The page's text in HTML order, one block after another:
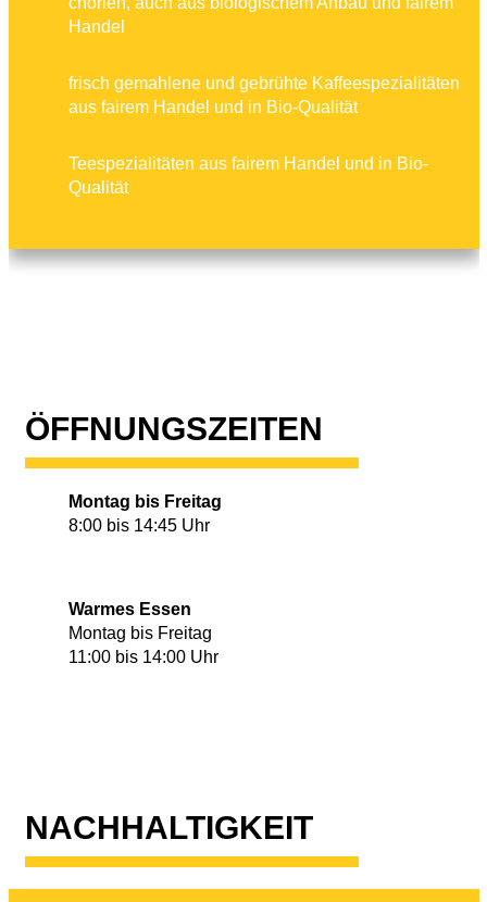
Handel
frisch gemah­lene und gebrühte Kaffeespezi­al­itäten
aus fairem Handel und in Bio-Qualität
Teespezi­al­itäten aus fairem Handel und in Bio-
Qualität
ÖFFNUNG­SZEITEN
Montag bis Freitag
8:00 bis 14:45 Uhr
Warmes Essen
Montag bis Freitag
11:00 bis 14:00 Uhr
NACHHALTIGKEIT